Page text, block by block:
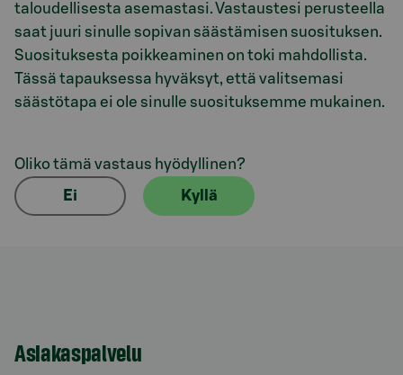
taloudellisesta asemastasi. Vastaustesi perusteella
saat juuri sinulle sopivan säästämisen suosituksen.
Suosituksesta poikkeaminen on toki mahdollista.
Tässä tapauksessa hyväksyt, että valitsemasi
säästötapa ei ole sinulle suosituksemme mukainen.
Oliko tämä vastaus hyödyllinen?
Ei Kyllä
Asiakaspalvelu